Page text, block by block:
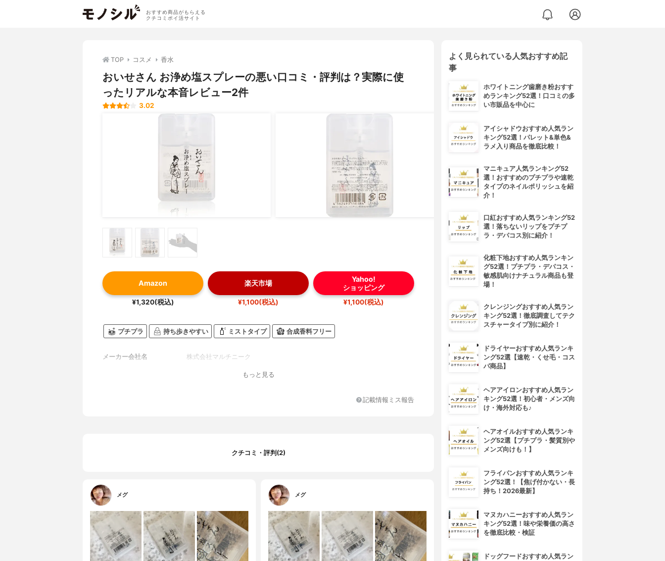
おすすめ商品がもらえる
クチコミポイ活サイト
TOP コスメ 香水
おいせさん お浄め塩スプレーの悪い口コミ・評判は？実際に使
ったリアルな本音レビュー2件
3.02
Amazon
¥1,320(税込)
楽天市場
¥1,100(税込)
Yahoo!
ショッピング
¥1,100(税込)
プチプラ 持ち歩きやすい ミストタイプ 合成香料フリー
メーカー会社名 株式会社マルチニーク
もっと見る
記載情報ミス報告
クチコミ・評判(2)
メグ メグ
よく見られている人気おすすめ記
事
ホワイトニング歯磨き粉おすす
めランキング52選！口コミの多
い市販品を中心に
アイシャドウおすすめ人気ラン
キング52選！パレット&単色&
ラメ入り商品を徹底比較！
マニキュア人気ランキング52
選！おすすめのプチプラや速乾
タイプのネイルポリッシュを紹
介！
口紅おすすめ人気ランキング52
選！落ちないリップをプチプ
ラ・デパコス別に紹介！
化粧下地おすすめ人気ランキン
グ52選！プチプラ・デパコス・
敏感肌向けナチュラル商品も登
場！
クレンジングおすすめ人気ラン
キング52選！徹底調査してテク
スチャータイプ別に紹介！
ドライヤーおすすめ人気ランキ
ング52選【速乾・くせ毛・コス
パ商品】
ヘアアイロンおすすめ人気ラン
キング52選！初心者・メンズ向
け・海外対応も♪
ヘアオイルおすすめ人気ランキ
ング52選【プチプラ・髪質別や
メンズ向けも！】
フライパンおすすめ人気ランキ
ング52選！【焦げ付かない・長
持ち！2026最新】
マヌカハニーおすすめ人気ラン
キング52選！味や栄養価の高さ
を徹底比較・検証
ドッグフードおすすめ人気ラン